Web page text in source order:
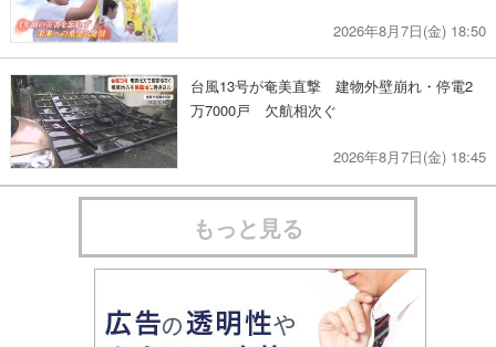
2026年8月7日(金) 18:50
台風13号が奄美直撃 建物外壁崩れ・停電2
万7000戸 欠航相次ぐ
2026年8月7日(金) 18:45
もっと見る